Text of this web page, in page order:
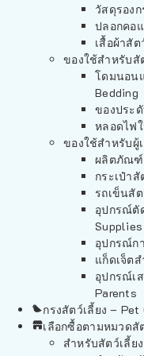
วัสดุรอง
ปลอกคอ
เสื้อผ้าสั
ของใช้สำหรับสั
โดมนอน
Bedding
ของประ
หลอดไฟ
ของใช้สำหรับผู้
ผลิตภัณฑ์
กระเป๋า
รถเข็นสั
อุปกรณ์ตั
Supplies
อุปกรณ์ก
แก็ดเจ็ต
อุปกรณ์เ
Parents
กรงสัตว์เลี้ยง – Pet
เลือกซื้อตามหมวดสั
สำหรับสัตว์เลี้ย